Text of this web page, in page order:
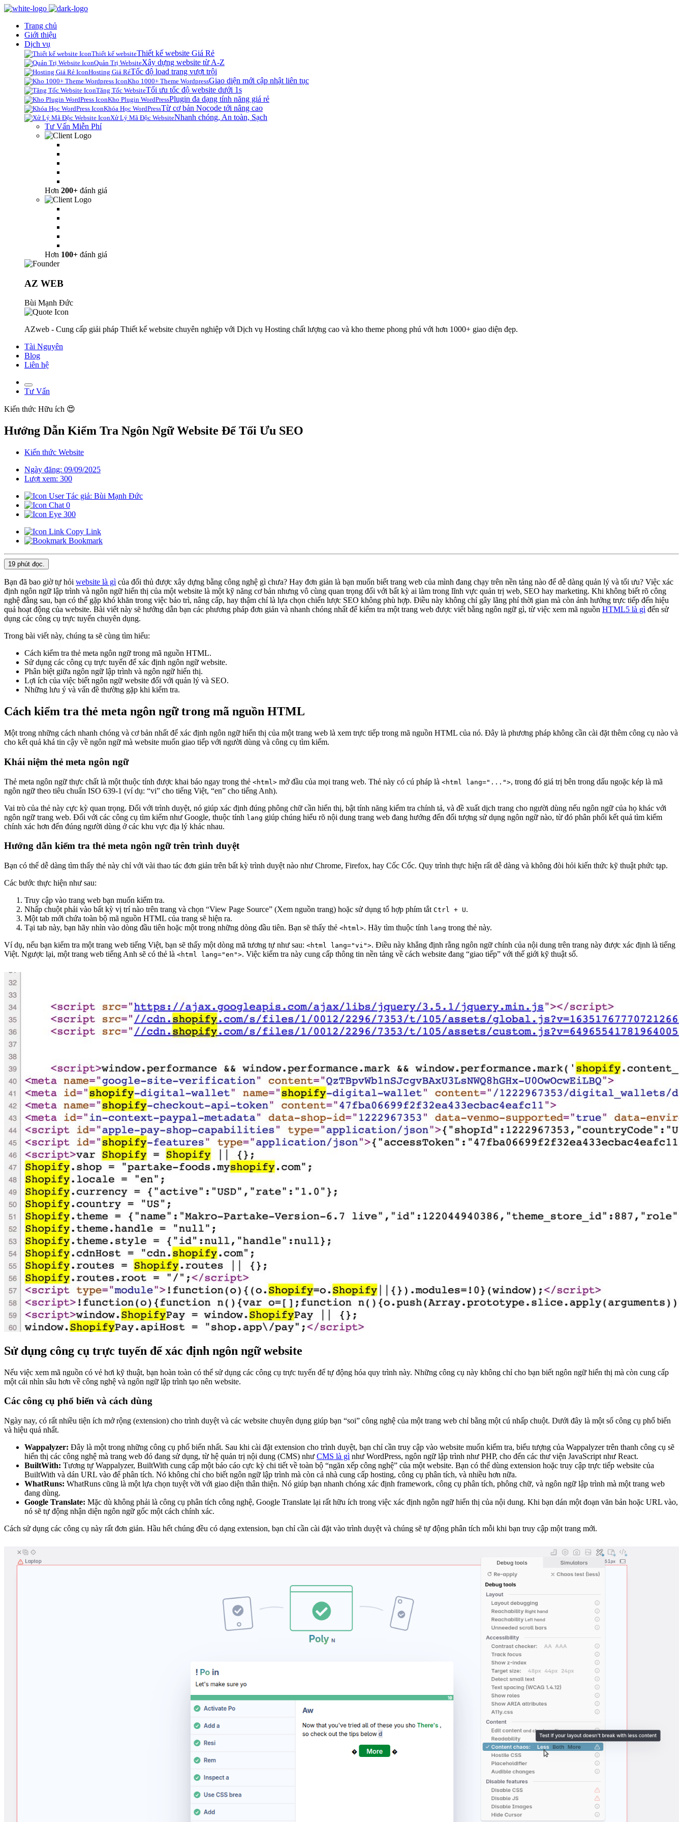
Trang chủ
Giới thiệu
Dịch vụ
Thiết kế websiteThiết kế website Giá Rẻ
Quản Trị WebsiteXây dựng website từ A-Z
Hosting Giá RẻTốc độ load trang vượt trội
Kho 1000+ Theme WordpressGiao diện mới cập nhật liên tục
Tăng Tốc WebsiteTối ưu tốc độ website dưới 1s
Kho Plugin WordPressPlugin đa dạng tính năng giá rẻ
Khóa Học WordPressTừ cơ bản Nocode tới nâng cao
Xử Lý Mã Độc WebsiteNhanh chóng, An toàn, Sạch
Tư Vấn Miễn Phí
Hơn 200+ đánh giá
Hơn 100+ đánh giá
AZ WEB
Bùi Mạnh Đức
AZweb - Cung cấp giải pháp Thiết kế website chuyên nghiệp với Dịch vụ Hosting chất lượng cao và kho theme phong phú với hơn 1000+ giao diện đẹp.
Tài Nguyên
Blog
Liên hệ
Tư Vấn
Kiến thức Hữu ích 😍
Hướng Dẫn Kiểm Tra Ngôn Ngữ Website Để Tối Ưu SEO
Kiến thức Website
Ngày đăng: 09/09/2025
Lượt xem: 300
Tác giả: Bùi Mạnh Đức
0
300
Copy Link
Bookmark
19 phút đọc.
Bạn đã bao giờ tự hỏi website là gì của đối thủ được xây dựng bằng công nghệ gì chưa? Hay đơn giản là bạn muốn biết trang web của mình đang chạy trên nền tảng nào để dễ dàng quản lý và tối ưu? Việc xác
định ngôn ngữ lập trình và ngôn ngữ hiển thị của một website là một kỹ năng cơ bản nhưng vô cùng quan trọng đối với bất kỳ ai làm trong lĩnh vực quản trị web, SEO hay marketing. Khi không biết rõ công
nghệ đằng sau, bạn có thể gặp khó khăn trong việc bảo trì, nâng cấp, hay thậm chí là lựa chọn chiến lược SEO không phù hợp. Điều này không chỉ gây lãng phí thời gian mà còn ảnh hưởng trực tiếp đến hiệu
quả hoạt động của website. Bài viết này sẽ hướng dẫn bạn các phương pháp đơn giản và nhanh chóng nhất để kiểm tra một trang web được viết bằng ngôn ngữ gì, từ việc xem mã nguồn HTML5 là gì đến sử
dụng các công cụ trực tuyến chuyên dụng.
Trong bài viết này, chúng ta sẽ cùng tìm hiểu:
Cách kiểm tra thẻ meta ngôn ngữ trong mã nguồn HTML.
Sử dụng các công cụ trực tuyến để xác định ngôn ngữ website.
Phân biệt giữa ngôn ngữ lập trình và ngôn ngữ hiển thị.
Lợi ích của việc biết ngôn ngữ website đối với quản lý và SEO.
Những lưu ý và vấn đề thường gặp khi kiểm tra.
Cách kiểm tra thẻ meta ngôn ngữ trong mã nguồn HTML
Một trong những cách nhanh chóng và cơ bản nhất để xác định ngôn ngữ hiển thị của một trang web là xem trực tiếp trong mã nguồn HTML của nó. Đây là phương pháp không cần cài đặt thêm công cụ nào và
cho kết quả khá tin cậy về ngôn ngữ mà website muốn giao tiếp với người dùng và công cụ tìm kiếm.
Khái niệm thẻ meta ngôn ngữ
Thẻ meta ngôn ngữ thực chất là một thuộc tính được khai báo ngay trong thẻ <html> mở đầu của mọi trang web. Thẻ này có cú pháp là <html lang="...">, trong đó giá trị bên trong dấu ngoặc kép là mã
ngôn ngữ theo tiêu chuẩn ISO 639-1 (ví dụ: “vi” cho tiếng Việt, “en” cho tiếng Anh).
Vai trò của thẻ này cực kỳ quan trọng. Đối với trình duyệt, nó giúp xác định đúng phông chữ cần hiển thị, bật tính năng kiểm tra chính tả, và đề xuất dịch trang cho người dùng nếu ngôn ngữ của họ khác với
ngôn ngữ trang web. Đối với các công cụ tìm kiếm như Google, thuộc tính lang giúp chúng hiểu rõ nội dung trang web đang hướng đến đối tượng sử dụng ngôn ngữ nào, từ đó phân phối kết quả tìm kiếm
chính xác hơn đến đúng người dùng ở các khu vực địa lý khác nhau.
Hướng dẫn kiểm tra thẻ meta ngôn ngữ trên trình duyệt
Bạn có thể dễ dàng tìm thấy thẻ này chỉ với vài thao tác đơn giản trên bất kỳ trình duyệt nào như Chrome, Firefox, hay Cốc Cốc. Quy trình thực hiện rất dễ dàng và không đòi hỏi kiến thức kỹ thuật phức tạp.
Các bước thực hiện như sau:
Truy cập vào trang web bạn muốn kiểm tra.
Nhấp chuột phải vào bất kỳ vị trí nào trên trang và chọn “View Page Source” (Xem nguồn trang) hoặc sử dụng tổ hợp phím tắt Ctrl + U.
Một tab mới chứa toàn bộ mã nguồn HTML của trang sẽ hiện ra.
Tại tab này, bạn hãy nhìn vào dòng đầu tiên hoặc một trong những dòng đầu tiên. Bạn sẽ thấy thẻ <html>. Hãy tìm thuộc tính lang trong thẻ này.
Ví dụ, nếu bạn kiểm tra một trang web tiếng Việt, bạn sẽ thấy một dòng mã tương tự như sau: <html lang="vi">. Điều này khẳng định rằng ngôn ngữ chính của nội dung trên trang này được xác định là tiếng
Việt. Ngược lại, một trang web tiếng Anh sẽ có thẻ là <html lang="en">. Việc kiểm tra này cung cấp thông tin nền tảng về cách website đang “giao tiếp” với thế giới kỹ thuật số.
Sử dụng công cụ trực tuyến để xác định ngôn ngữ website
Nếu việc xem mã nguồn có vẻ hơi kỹ thuật, bạn hoàn toàn có thể sử dụng các công cụ trực tuyến để tự động hóa quy trình này. Những công cụ này không chỉ cho bạn biết ngôn ngữ hiển thị mà còn cung cấp
một cái nhìn sâu hơn về công nghệ và ngôn ngữ lập trình tạo nên website.
Các công cụ phổ biến và cách dùng
Ngày nay, có rất nhiều tiện ích mở rộng (extension) cho trình duyệt và các website chuyên dụng giúp bạn “soi” công nghệ của một trang web chỉ bằng một cú nhấp chuột. Dưới đây là một số công cụ phổ biến
và hiệu quả nhất.
Wappalyzer: Đây là một trong những công cụ phổ biến nhất. Sau khi cài đặt extension cho trình duyệt, bạn chỉ cần truy cập vào website muốn kiểm tra, biểu tượng của Wappalyzer trên thanh công cụ sẽ
hiển thị các công nghệ mà trang web đó đang sử dụng, từ hệ quản trị nội dung (CMS) như CMS là gì như WordPress, ngôn ngữ lập trình như PHP, cho đến các thư viện JavaScript như React.
BuiltWith: Tương tự Wappalyzer, BuiltWith cung cấp một báo cáo cực kỳ chi tiết về toàn bộ “ngăn xếp công nghệ” của một website. Bạn có thể dùng extension hoặc truy cập trực tiếp website của
BuiltWith và dán URL vào để phân tích. Nó không chỉ cho biết ngôn ngữ lập trình mà còn cả nhà cung cấp hosting, công cụ phân tích, và nhiều hơn nữa.
WhatRuns: WhatRuns cũng là một lựa chọn tuyệt vời với giao diện thân thiện. Nó giúp bạn nhanh chóng xác định framework, công cụ phân tích, phông chữ, và ngôn ngữ lập trình mà một trang web
đang dùng.
Google Translate: Mặc dù không phải là công cụ phân tích công nghệ, Google Translate lại rất hữu ích trong việc xác định ngôn ngữ hiển thị của nội dung. Khi bạn dán một đoạn văn bản hoặc URL vào,
nó sẽ tự động nhận diện ngôn ngữ gốc một cách chính xác.
Cách sử dụng các công cụ này rất đơn giản. Hầu hết chúng đều có dạng extension, bạn chỉ cần cài đặt vào trình duyệt và chúng sẽ tự động phân tích mỗi khi bạn truy cập một trang mới.